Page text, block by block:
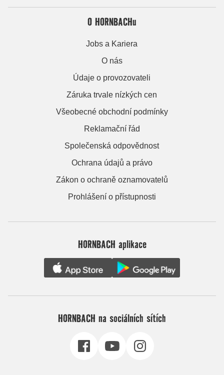
O HORNBACHu
Jobs a Kariera
O nás
Údaje o provozovateli
Záruka trvale nízkých cen
Všeobecné obchodní podmínky
Reklamační řád
Společenská odpovědnost
Ochrana údajů a právo
Zákon o ochraně oznamovatelů
Prohlášení o přístupnosti
HORNBACH aplikace
HORNBACH na sociálních sítích